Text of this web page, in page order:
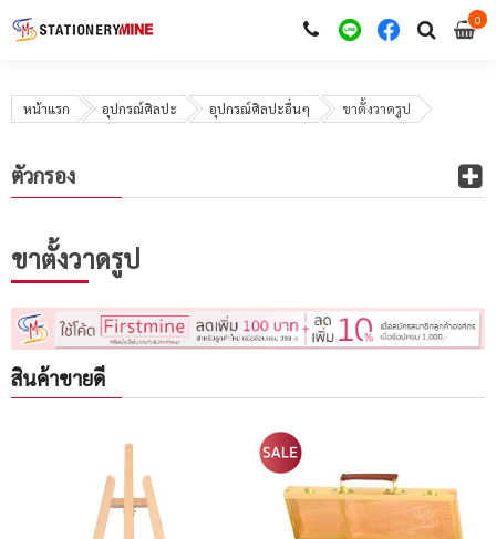
00
หน้าแรก อุปกรณ์ศิลปะ อุปกรณ์ศิลปะอื่นๆ ขาตั้งวาดรูป
ขาตั้งวาดรูป
สินค้าขายดี
ตัวกรอง